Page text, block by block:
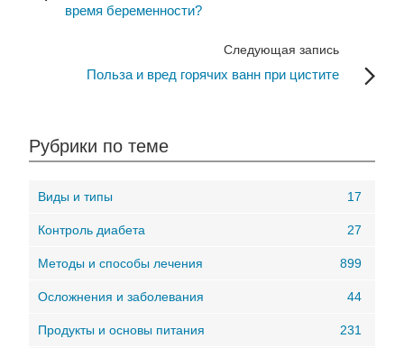
время беременности?
Следующая запись
Польза и вред горячих ванн при цистите
Рубрики по теме
Виды и типы 17
Контроль диабета 27
Методы и способы лечения 899
Осложнения и заболевания 44
Продукты и основы питания 231